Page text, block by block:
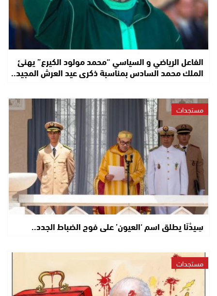
الفاعل الرياضي و السياسي “محمد مولود الكيرع” يهنئ
الملك محمد السادس بمناسبة ذكرى عيد العرش المجيد..
مستجدات
سِيدْنَا يطلق اسم ‘العيون’ على فوج الضباط الجدد..
مستجدات